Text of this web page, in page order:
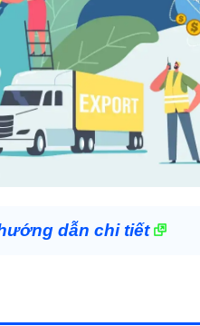
dẫn chi tiết